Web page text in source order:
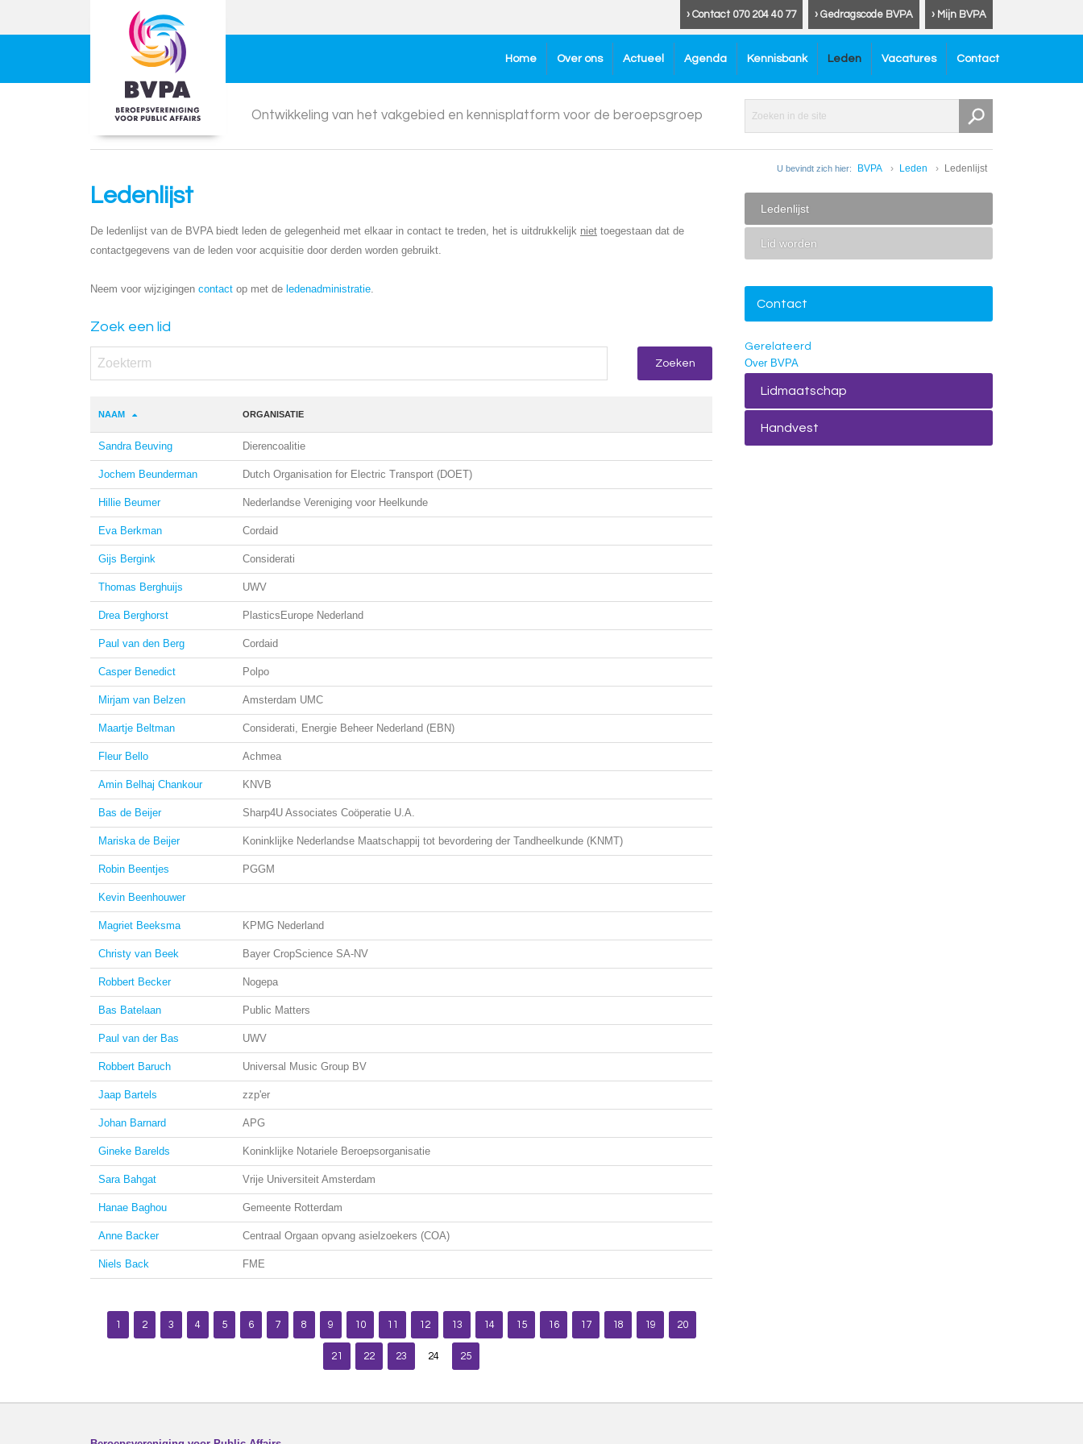
› Mijn BVPA
› Gedragscode BVPA
› Contact 070 204 40 77
Home Over ons Actueel Agenda Kennisbank Leden Vacatures Contact
Ontwikkeling van het vakgebied en kennisplatform voor de beroepsgroep
U bevindt zich hier: BVPA Leden Ledenlijst
Ledenlijst
De ledenlijst van de BVPA biedt leden de gelegenheid met elkaar in contact te treden, het is uitdrukkelijk niet toegestaan dat de
contactgegevens van de leden voor acquisitie door derden worden gebruikt.
Neem voor wijzigingen contact op met de ledenadministratie.
Zoek een lid
NAAM ORGANISATIE
Sandra Beuving Dierencoalitie
Jochem Beunderman Dutch Organisation for Electric Transport (DOET)
Hillie Beumer Nederlandse Vereniging voor Heelkunde
Eva Berkman Cordaid
Gijs Bergink Considerati
Thomas Berghuijs UWV
Drea Berghorst PlasticsEurope Nederland
Paul van den Berg Cordaid
Casper Benedict Polpo
Mirjam van Belzen Amsterdam UMC
Maartje Beltman Considerati, Energie Beheer Nederland (EBN)
Fleur Bello Achmea
Amin Belhaj Chankour KNVB
Bas de Beijer Sharp4U Associates Coöperatie U.A.
Mariska de Beijer Koninklijke Nederlandse Maatschappij tot bevordering der Tandheelkunde (KNMT)
Robin Beentjes PGGM
Kevin Beenhouwer
Magriet Beeksma KPMG Nederland
Christy van Beek Bayer CropScience SA-NV
Robbert Becker Nogepa
Bas Batelaan Public Matters
Paul van der Bas UWV
Robbert Baruch Universal Music Group BV
Jaap Bartels zzp'er
Johan Barnard APG
Gineke Barelds Koninklijke Notariele Beroepsorganisatie
Sara Bahgat Vrije Universiteit Amsterdam
Hanae Baghou Gemeente Rotterdam
Anne Backer Centraal Orgaan opvang asielzoekers (COA)
Niels Back FME
1 2 3 4 5 6 7 8 9 10 11 12 13 14 15 16 17 18 19 20
21 22 23 24 25
Ledenlijst
Lid worden
Contact
Gerelateerd
Over BVPA
Lidmaatschap
Handvest